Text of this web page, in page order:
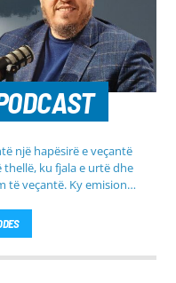
një hapësirë e veçantë
ku fjala e urtë dhe
veçantë. Ky emision
të qetë dhe shumë